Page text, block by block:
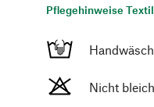
Pflegehinweise Textil
Nicht